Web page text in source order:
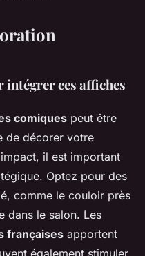
ces affiches
comiques peut être
de décorer votre
il est important
Optez pour des
comme le couloir près
dans le salon. Les
françaises apportent
également stimuler